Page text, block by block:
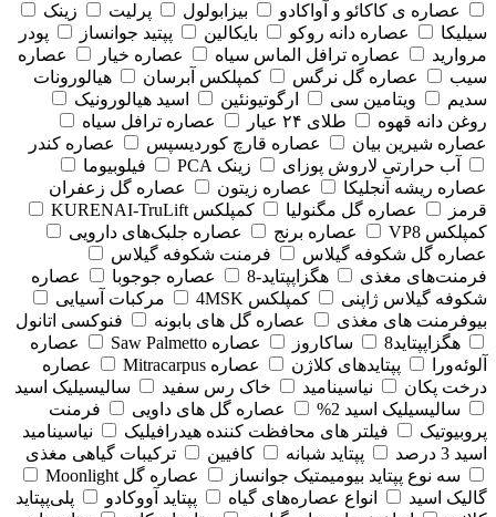
عصاره ی کاکائو و آواکادو
بیزابولول پرلیت
زینک
سیلیکا
عصاره دانه روکو بایکالین پپتید جوانساز
پودر
مروارید
عصاره ترافل الماس سیاه عصاره خیار
عصاره
سیب
عصاره گل نرگس کمپلکس آبرسان
هیالورونات
سدیم
ویتامین سی ارگوتیونئین
اسید هیالورونیک
روغن دانه قهوه
طلای ۲۴ عیار
عصاره ترافل سیاه
عصاره شیرین بیان
عصاره قارچ کوردیسپس
عصاره کندر
آب حرارتی لاروش پوزای
زینک PCA
فیلوبیوما
عصاره ریشه آنجلیکا
عصاره زیتون
عصاره گل زعفران
قرمز
عصاره گل مگنولیا
کمپلکس KURENAI-TruLift
کمپلکس VP8
عصاره برنج
عصاره جلبک‌های دارویی
عصاره گل شکوفه گیلاس
فرمنت شکوفه گیلاس
فرمنت‌های مغذی
هگزاپپتاید-8 عصاره جوجوبا
عصاره
شکوفه گیلاس ژاپنی
کمپلکس 4MSK
مرکبات آسیایی
بیوفرمنت های مغذی
عصاره گل های بابونه
فنوکسی اتانول
هگزاپپتاید8
ساکاروز عصاره Saw Palmetto
عصاره
آلوئه‌ورا
پپتایدهای کلاژن عصاره Mitracarpus
عصاره
درخت پکان
نیاسینامید خاک رس سفید
سالیسیلیک اسید
سالیسیلیک اسید 2%
عصاره گل های داویی
فرمنت
پروبیوتیک
فیلتر های محافظت کننده هیدرافیلیک
نیاسینامید
اسید 3 درصد
پپتاید شبانه کافیین
ترکیبات گیاهی مغذی
سه نوع پپتاید بیومیمتیک جوانساز
عصاره گل Moonlight
گالیک اسید
انواع عصاره‌های گیاه پپتاید آووکادو
پلی‌پپتاید